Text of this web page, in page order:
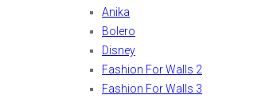
Anika
Bolero
Disney
Fashion For Walls 2
Fashion For Walls 3